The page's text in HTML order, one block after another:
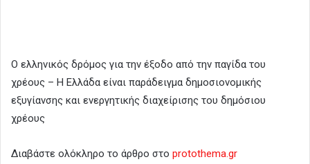
Ο ελληνικός δρόμος για την έξοδο από την παγίδα του
χρέους – Η Ελλάδα είναι παράδειγμα δημοσιονομικής
εξυγίανσης και ενεργητικής διαχείρισης του δημόσιου
χρέους
Διαβάστε ολόκληρο το άρθρο στο protothema.gr